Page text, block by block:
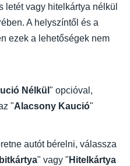
letét vagy hitelkártya nélkül
A helyszíntől és a
ezek a lehetőségek nem
Nélkül " opcióval,
"Alacsony Kaució"
autót bérelni, válassza
" vagy " Hitelkártya